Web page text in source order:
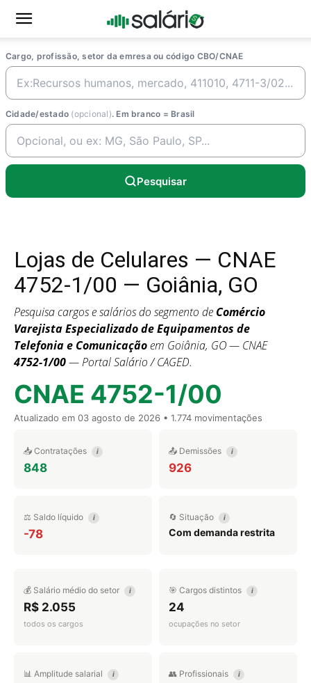
Cargo, profissão, setor da emresa ou código CBO/CNAE
Cidade/estado (opcional). Em branco = Brasil
Pesquisar
Lojas de Celulares — CNAE
4752-1/00 — Goiânia, GO
Pesquisa cargos e salários do segmento de Comércio
Varejista Especializado de Equipamentos de
Telefonia e Comunicaçãoem Goiânia, GO — CNAE
4752-1/00— Portal Salário / CAGED.
CNAE 4752-1/00
Atualizado em 03 agosto de 2026 • 1.774 movimentações
📥 Contratações i
848
📤 Demissões i
926
⚖️ Saldo líquido i
-78
🔄 Situação i
Com demanda restrita
💰 Salário médio do setor i
R$ 2.055
todos os cargos
🎯 Cargos distintos i
24
ocupações no setor
📊 Amplitude salarial i 👥 Profissionais i